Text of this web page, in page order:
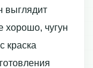
выглядит
хорошо, чугун
краска